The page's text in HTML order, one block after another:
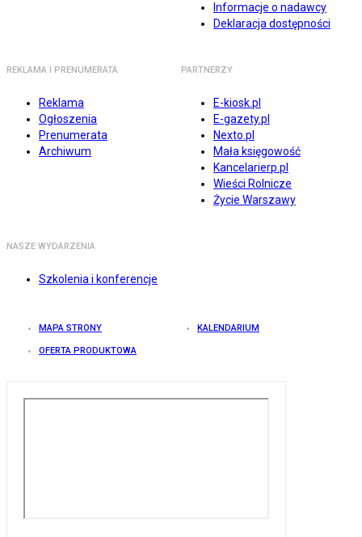
Informacje o nadawcy
Deklaracja dostępności
REKLAMA I PRENUMERATA
Reklama
Ogłoszenia
Prenumerata
Archiwum
PARTNERZY
E-kiosk.pl
E-gazety.pl
Nexto.pl
Mała księgowość
Kancelarierp.pl
Wieści Rolnicze
Życie Warszawy
NASZE WYDARZENIA
Szkolenia i konferencje
MAPA STRONY KALENDARIUM
OFERTA PRODUKTOWA